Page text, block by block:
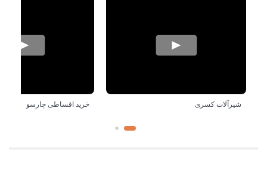
شیرآلات کسری خرید اقساطی چارسو